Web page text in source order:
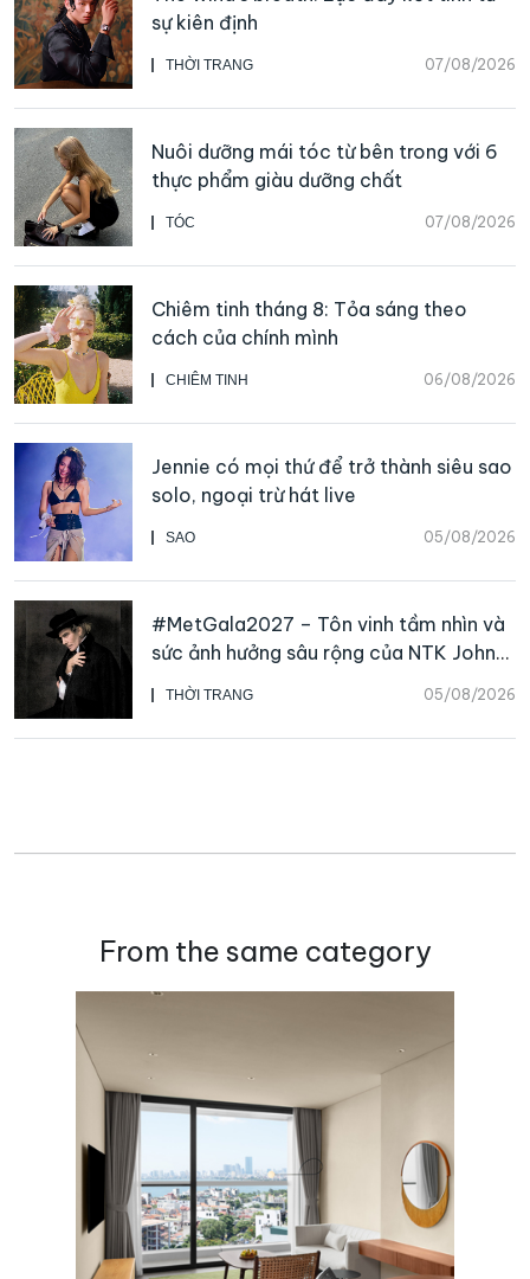
THỜI TRANG 07/08/2026
sự kiên định
TÓC 07/08/2026
Nuôi dưỡng mái tóc từ bên trong với 6
thực phẩm giàu dưỡng chất
CHIÊM TINH 06/08/2026
Chiêm tinh tháng 8: Tỏa sáng theo
cách của chính mình
SAO 05/08/2026
Jennie có mọi thứ để trở thành siêu sao
solo, ngoại trừ hát live
THỜI TRANG 05/08/2026
#MetGala2027 – Tôn vinh tầm nhìn và
sức ảnh hưởng sâu rộng của NTK John
Galliano
From the same category